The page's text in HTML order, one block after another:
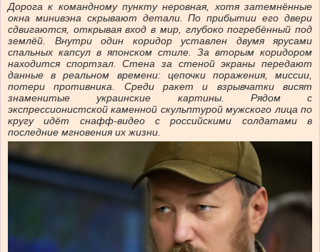
Дорога к командному пункту неровная, хотя затемнённые
окна минивэна скрывают детали. По прибытии его двери
сдвигаются, открывая вход в мир, глубоко погребённый под
землёй. Внутри один коридор уставлен двумя ярусами
спальных капсул в японском стиле. За вторым коридором
находится спортзал. Стена за стеной экраны передают
данные в реальном времени: цепочки поражения, миссии,
потери противника. Среди ракет и взрывчатки висят
знаменитые украинские картины. Рядом с
экспрессионистской каменной скульптурой мужского лица по
кругу идёт снафф-видео с российскими солдатами в
последние мгновения их жизни.